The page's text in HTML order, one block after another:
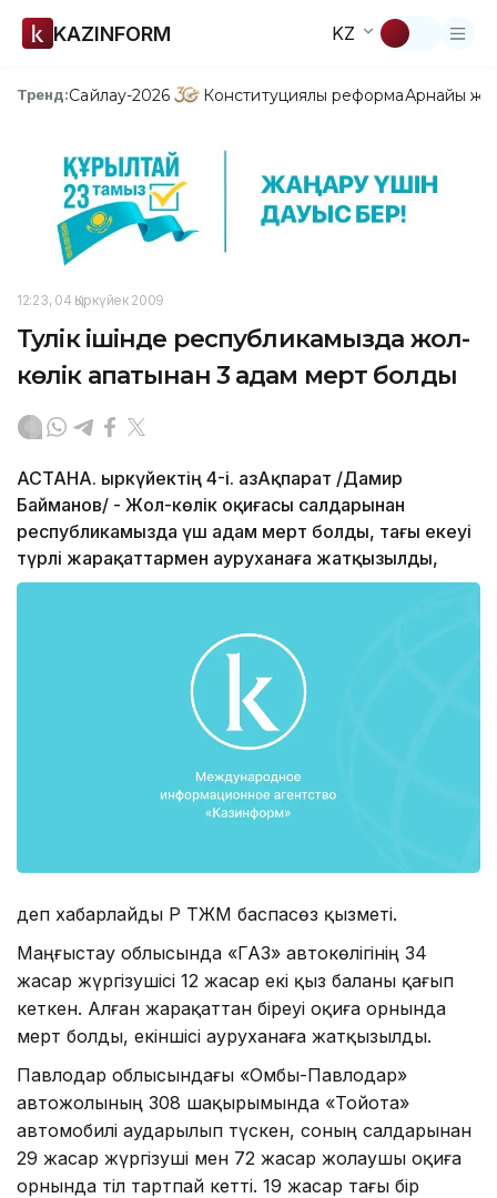
KAZINFORM KZ
Тренд:Сайлау-2026 Конституциялық реформаАрнайы
12:23, 04 Қыркүйек 2009
Тәулік ішінде республикамызда жол-
көлік апатынан 3 адам мерт болды
АСТАНА. Қыркүйектің 4-і. ҚазАқпарат /Дамир
Байманов/ - Жол-көлік оқиғасы салдарынан
республикамызда үш адам мерт болды, тағы екеуі
түрлі жарақаттармен ауруханаға жатқызылды,
деп хабарлайды ҚР ТЖМ баспасөз қызметі.
Маңғыстау облысында «ГАЗ» автокөлігінің 34
жасар жүргізушісі 12 жасар екі қыз баланы қағып
кеткен. Алған жарақаттан біреуі оқиға орнында
мерт болды, екіншісі ауруханаға жатқызылды.
Павлодар облысындағы «Омбы-Павлодар»
автожолының 308 шақырымында «Тойота»
автомобилі аударылып түскен, соның салдарынан
29 жасар жүргізуші мен 72 жасар жолаушы оқиға
орнында тіл тартпай кетті. 19 жасар тағы бір